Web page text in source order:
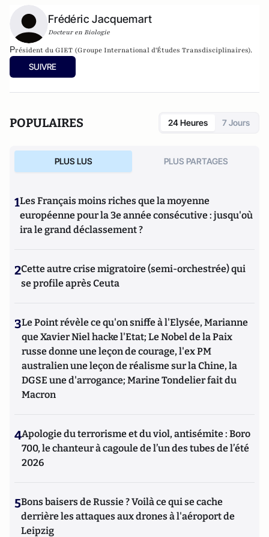
Frédéric Jacquemart
Docteur en Biologie
Président du GIET (Groupe International d'Études Transdisciplinaires).
SUIVRE
POPULAIRES 24 Heures 7 Jours
PLUS LUS PLUS PARTAGES
1Les Français moins riches que la moyenne
européenne pour la 3e année consécutive : jusqu'où
ira le grand déclassement ?
2Cette autre crise migratoire (semi-orchestrée) qui
se profile après Ceuta
3Le Point révèle ce qu'on sniffe à l'Elysée, Marianne
que Xavier Niel hacke l'Etat; Le Nobel de la Paix
russe donne une leçon de courage, l'ex PM
australien une leçon de réalisme sur la Chine, la
DGSE une d'arrogance; Marine Tondelier fait du
Macron
4Apologie du terrorisme et du viol, antisémite : Boro
700, le chanteur à cagoule de l’un des tubes de l’été
2026
5Bons baisers de Russie ? Voilà ce qui se cache
derrière les attaques aux drones à l'aéroport de
Leipzig